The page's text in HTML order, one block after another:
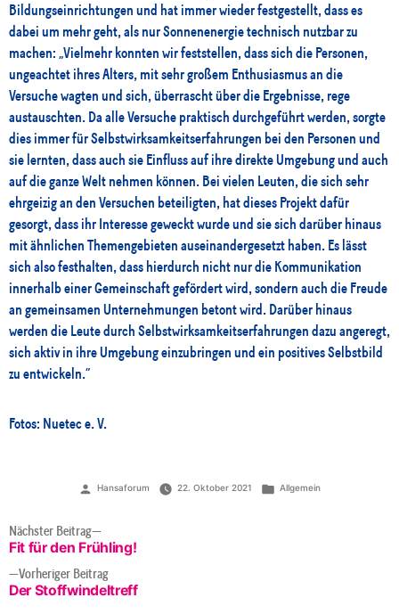
Bildungseinrichtungen und hat immer wieder festgestellt, dass es
dabei um mehr geht, als nur Sonnenenergie technisch nutzbar zu
machen: „Vielmehr konnten wir feststellen, dass sich die Personen,
ungeachtet ihres Alters, mit sehr großem Enthusiasmus an die
Versuche wagten und sich, überrascht über die Ergebnisse, rege
austauschten. Da alle Versuche praktisch durchgeführt werden, sorgte
dies immer für Selbstwirksamkeitserfahrungen bei den Personen und
sie lernten, dass auch sie Einfluss auf ihre direkte Umgebung und auch
auf die ganze Welt nehmen können. Bei vielen Leuten, die sich sehr
ehrgeizig an den Versuchen beteiligten, hat dieses Projekt dafür
gesorgt, dass ihr Interesse geweckt wurde und sie sich darüber hinaus
mit ähnlichen Themengebieten auseinandergesetzt haben. Es lässt
sich also festhalten, dass hierdurch nicht nur die Kommunikation
innerhalb einer Gemeinschaft gefördert wird, sondern auch die Freude
an gemeinsamen Unternehmungen betont wird. Darüber hinaus
werden die Leute durch Selbstwirksamkeitserfahrungen dazu angeregt,
sich aktiv in ihre Umgebung einzubringen und ein positives Selbstbild
zu entwickeln.“
Fotos: Nuetec e. V.
Veröffentlicht
Hansaforum 22. Oktober 2021
Veröffentlicht
Allgemein
BEITRAGSNAVIGATION
Vorheriger BeitragVorheriger
Beitrag:
Der Stoffwindeltreff
Nächster Beitrag Nächster
Beitrag:
Fit für den Frühling!